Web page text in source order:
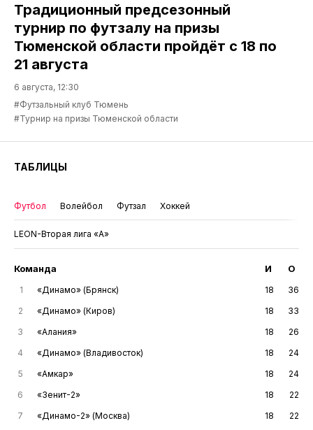
Традиционный предсезонный
турнир по футзалу на призы
Тюменской области пройдёт с 18 по
21 августа
6 августа, 12:30
#Футзальный клуб Тюмень
#Турнир на призы Тюменской области
ТАБЛИЦЫ
Футбол Волейбол Футзал Хоккей
LEON-Вторая лига «А»
Команда И О
1 «Динамо» (Брянск) 18
36
2
«Динамо» (Киров) 18
33
3
«Алания» 18
26
4
«Динамо» (Владивосток) 18
24
5
«Амкар» 18
24
6
«Зенит-2» 18
22
7
«Динамо-2» (Москва) 18
22